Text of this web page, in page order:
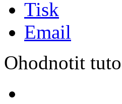
Tisk
Email
Ohodnotit